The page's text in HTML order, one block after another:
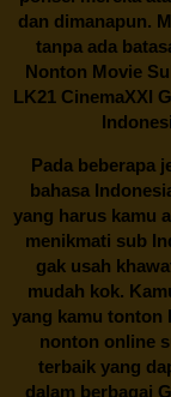
dan dimanapun.
tanpa ada
Nonton Movie
LK21 CinemaXXI
Pada beberapa
bahasa
yang harus kamu
menikmati sub
gak usah
mudah kok.
yang kamu tonton
nonton online
terbaik yang
dalam berbagai